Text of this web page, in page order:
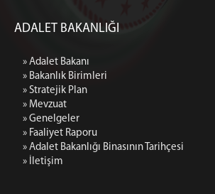
ADALET BAKANLIĞI
» Adalet Bakanı
» Bakanlık Birimleri
» Stratejik Plan
» Mevzuat
» Genelgeler
» Faaliyet Raporu
» Adalet Bakanlığı Binasının Tarihçesi
» İletişim